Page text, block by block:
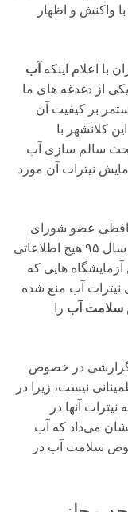
واکنش و اظهار
با اعلام اینکه آب
از دغدغه های ما
بر کیفیت آن
کلانشهر با
سالم سازی آب
نیترات آن مورد
حافظی عضو شورای
شهر تهران در این باره گفت: «متاسفانه در سال ۹۵ هیچ اطلاعاتی
هایی که
نیترات آب منع شده‌
سلامت آب را
گزارشی در خصوص
نیست، زیرا در
گزارشات ما ۸ منطقه نیترات آنها در
می‌داد که آب
سلامت آب در